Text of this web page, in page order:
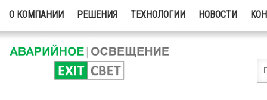
О КОМПАНИИ РЕШЕНИЯ ТЕХНОЛОГИИ НОВОСТИ